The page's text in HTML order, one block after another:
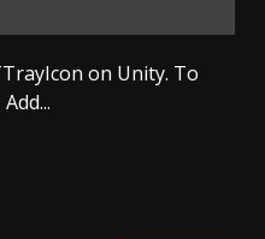
on Unity. To